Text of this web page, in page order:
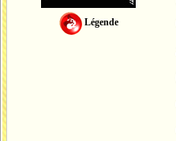
Légende